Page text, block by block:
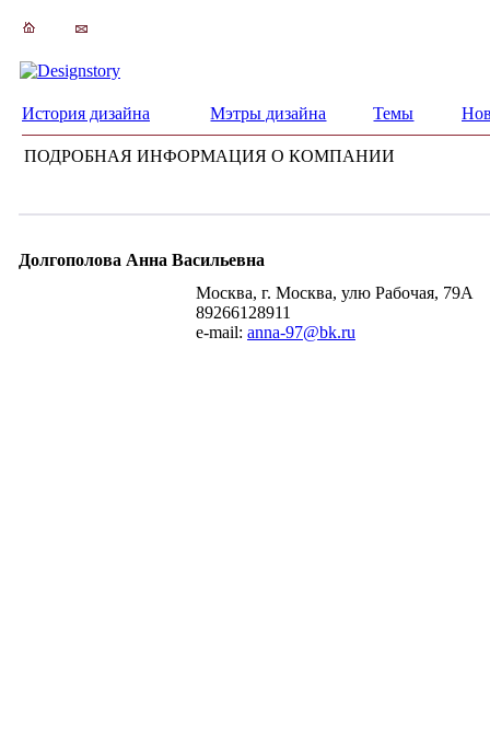
История дизайна Мэтры дизайна Темы
ПОДРОБНАЯ ИНФОРМАЦИЯ О КОМПАНИИ
Долгополова Анна Васильевна
Москва, г. Москва, улю Рабочая, 79А
89266128911
e-mail: anna-97@bk.ru